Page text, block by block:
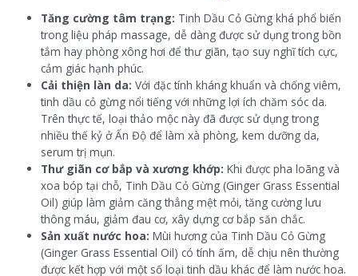
Tăng cường tâm trạng: Tinh Dầu Cỏ Gừng khá phổ biến
trong liệu pháp massage, dễ dàng được sử dụng trong bồn
tắm hay phòng xông hơi để thư giãn, tạo suy nghĩ tích cực,
cảm giác hạnh phúc.
Cải thiện làn da: Với đặc tính kháng khuẩn và chống viêm,
tinh dầu cỏ gừng nổi tiếng với những lợi ích chăm sóc da.
Trên thực tế, loại thảo mộc này đã được sử dụng trong
nhiều thế kỷ ở Ấn Độ để làm xà phòng, kem dưỡng da,
serum trị mụn.
Thư giãn cơ bắp và xương khớp:Khi được pha loãng và
xoa bóp tại chỗ, Tinh Dầu Cỏ Gừng (Ginger Grass Essential
Oil) giúp làm giảm căng thẳng mệt mỏi, tăng cường lưu
thông máu, giảm đau cơ, xây dựng cơ bắp săn chắc.
Sản xuất nước hoa: Mùi hương của Tinh Dầu Cỏ Gừng
(Ginger Grass Essential Oil) có tính ấm, dễ chịu nên thường
được kết hợp với một số loại tinh dầu khác để làm nước hoa.